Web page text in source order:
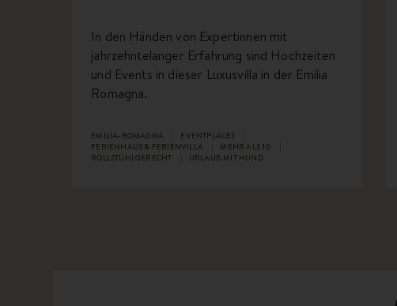
In den Händen von Expertinnen mit
jahrzehntelanger Erfahrung sind Hochzeiten
und Events in dieser Luxusvilla in der Emilia
Romagna.
EMILIA-ROMAGNA
EVENTPLACES
FERIENHAUS & FERIENVILLA
MEHR ALS 10
ROLLSTUHLGERECHT
URLAUB MIT HUND